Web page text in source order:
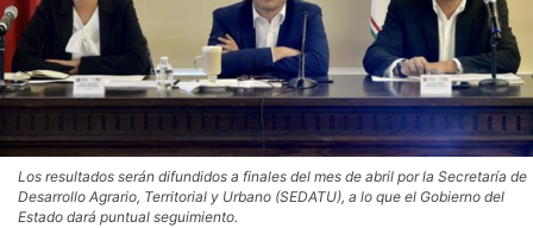
Los resultados serán difundidos a finales del mes de abril por la Secretaría de
Desarrollo Agrario, Territorial y Urbano (SEDATU), a lo que el Gobierno del
Estado dará puntual seguimiento.